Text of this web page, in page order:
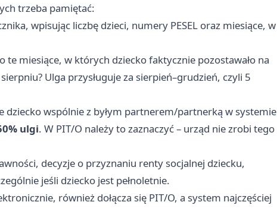
trzeba pamiętać:
wpisując liczbę dzieci, numery PESEL oraz miesiące, w
te miesiące, w których dziecko faktycznie pozostawało na
Ulga przysługuje za sierpień–grudzień, czyli 5
dziecko wspólnie z byłym partnerem/partnerką w systemie
ulgi. W PIT/O należy to zaznaczyć – urząd nie zrobi tego
decyzje o przyznaniu renty socjalnej dziecku,
jeśli dziecko jest pełnoletnie.
również dołącza się PIT/O, a system najczęściej